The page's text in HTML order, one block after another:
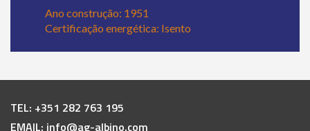
Ano construção: 1951
Certificação energética: Isento
TEL: +351 282 763 195
EMAIL: info@ag-albino.com